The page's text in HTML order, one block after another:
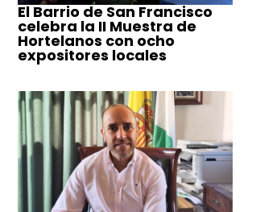
El Barrio de San Francisco
celebra la II Muestra de
Hortelanos con ocho
expositores locales